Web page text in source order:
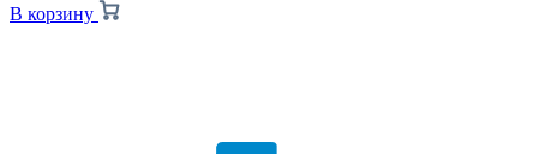
В корзину